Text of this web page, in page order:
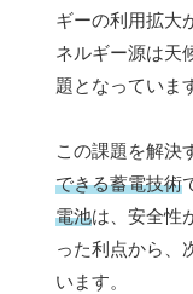
ギーの利用拡大
ネルギー源は天
題となっていま
この課題を解決
できる蓄電技術
電池は、安全性
った利点から、
います。